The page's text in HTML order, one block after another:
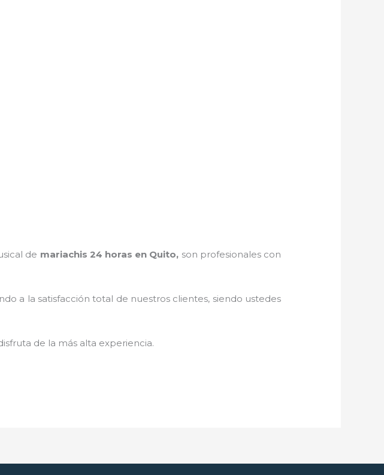
de mariachis 24 horas en Quito, son profesionales con
a la satisfacción total de nuestros clientes, siendo ustedes
de la más alta experiencia.